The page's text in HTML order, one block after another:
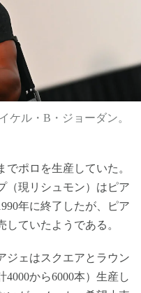
ケル・B・ジョーダン。
ポロを生産していた。
（現リシュモン）はピア
年に終了したが、ピア
ていたようである。
ェはスクエアとラウン
4000から6000本）生産し